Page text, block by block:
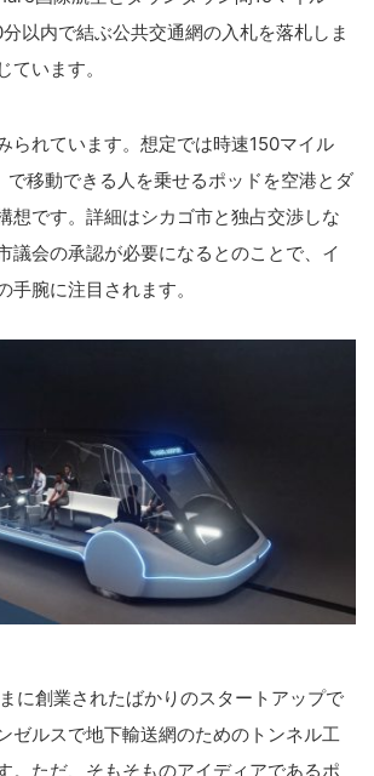
分以内で結ぶ公共交通網の入札を落札しま
ています。
られています。想定では時速150マイル
で移動できる人を乗せるポッドを空港とダ
想です。詳細はシカゴ市と独占交渉しな
議会の承認が必要になるとのことで、イ
手腕に注目されます。
に創業されたばかりのスタートアップで
ゼルスで地下輸送網のためのトンネル工
。ただ、そもそものアイディアであるポ